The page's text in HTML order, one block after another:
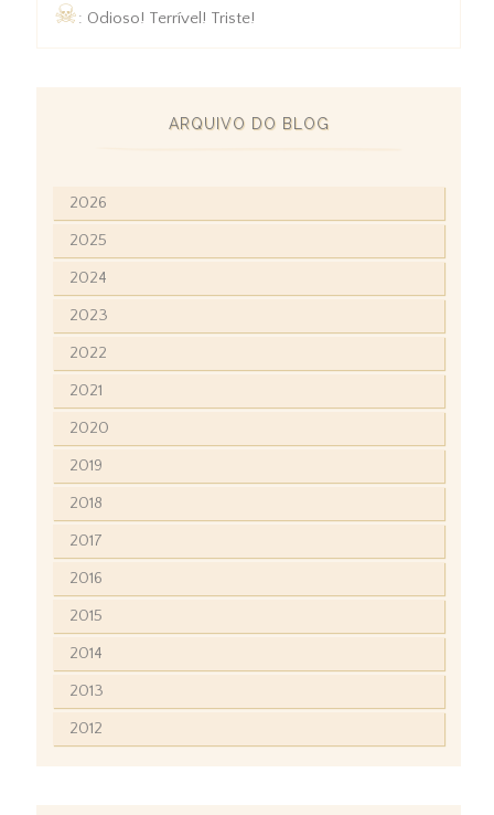
☠: Odioso! Terrível! Triste!
ARQUIVO DO BLOG
2026
2025
2024
2023
2022
2021
2020
2019
2018
2017
2016
2015
2014
2013
2012